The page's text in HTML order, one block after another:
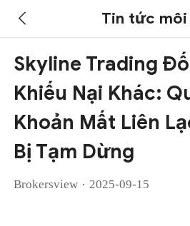
Tin tức
Skyline Trading
Khiếu Nại Khác:
Khoản Mất Liên
Bị Tạm Dừng
Brokersview · 2025-09-15